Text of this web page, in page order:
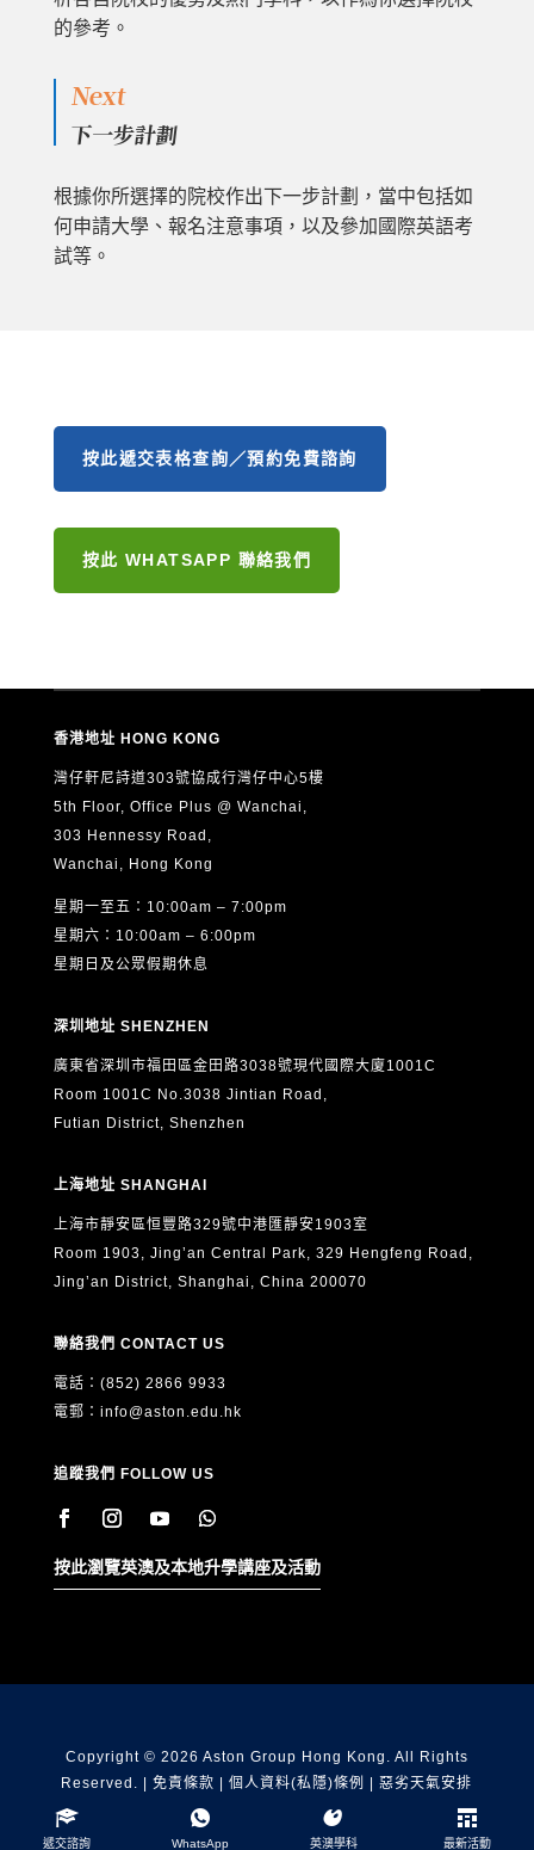
的參考。
Next
下一步計劃
根據你所選擇的院校作出下一步計劃，當中包括如
何申請大學、報名注意事項，以及參加國際英語考
試等。
按此遞交表格查詢／預約免費諮詢
按此 WHATSAPP 聯絡我們
香港地址 HONG KONG
灣仔軒尼詩道303號協成行灣仔中心5樓
5th Floor, Office Plus @ Wanchai,
303 Hennessy Road,
Wanchai, Hong Kong
星期一至五：10:00am – 7:00pm
星期六：10:00am – 6:00pm
星期日及公眾假期休息
深圳地址 SHENZHEN
廣東省深圳市福田區金田路3038號現代國際大廈1001C
Room 1001C No.3038 Jintian Road,
Futian District, Shenzhen
上海地址 SHANGHAI
上海市靜安區恒豐路329號中港匯靜安1903室
Room 1903, Jing’an Central Park, 329 Hengfeng Road,
Jing’an District, Shanghai, China 200070
聯絡我們 CONTACT US
電話：(852) 2866 9933
電郵： info@aston.edu.hk
追蹤我們 FOLLOW US
按此瀏覽英澳及本地升學講座及活動
Copyright © 2026 Aston Group Hong Kong. All Rights
Reserved. |免責條款 |個人資料(私隱)條例 |惡劣天氣安排
遞交諮詢 WhatsApp 英澳學科 最新活動